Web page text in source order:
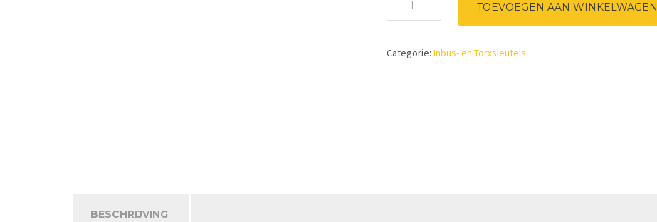
Inbusset
TOEVOEGEN AAN WINKELWAGEN
Categorie: Inbus- en Torxsleutels
BESCHRIJVING